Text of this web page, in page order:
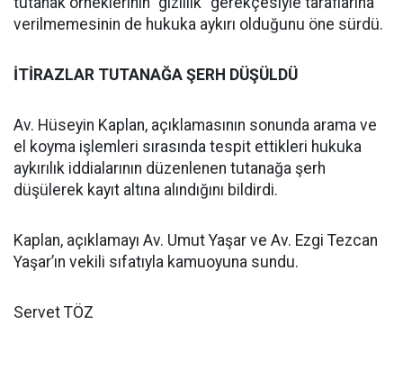
verilmemesinin de hukuka aykırı olduğunu öne sürdü.
İTİRAZLAR TUTANAĞA ŞERH DÜŞÜLDÜ
Av. Hüseyin Kaplan, açıklamasının sonunda arama ve
el koyma işlemleri sırasında tespit ettikleri hukuka
aykırılık iddialarının düzenlenen tutanağa şerh
düşülerek kayıt altına alındığını bildirdi.
Kaplan, açıklamayı Av. Umut Yaşar ve Av. Ezgi Tezcan
Yaşar’ın vekili sıfatıyla kamuoyuna sundu.
Servet TÖZ